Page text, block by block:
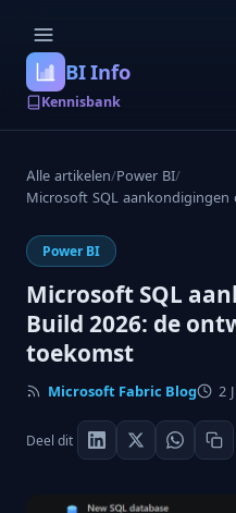
BI Info
Kennisbank
Alle artikelen/Power BI/
Microsoft SQL aankondigingen
Power BI
Microsoft SQL
Build 2026: de
toekomst
Microsoft Fabric Blog 2
Deel dit